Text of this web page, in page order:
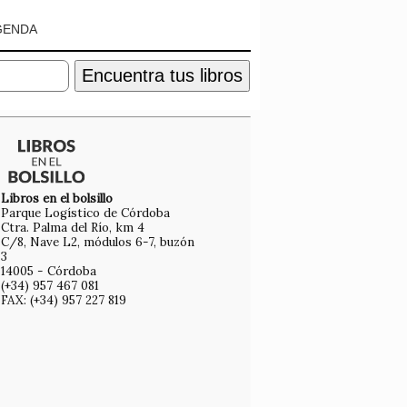
Encuentra tus libros
Libros en el bolsillo
Parque Logístico de Córdoba
Ctra. Palma del Río, km 4
C/8, Nave L2, módulos 6-7, buzón
3
14005 - Córdoba
(+34) 957 467 081
FAX: (+34) 957 227 819